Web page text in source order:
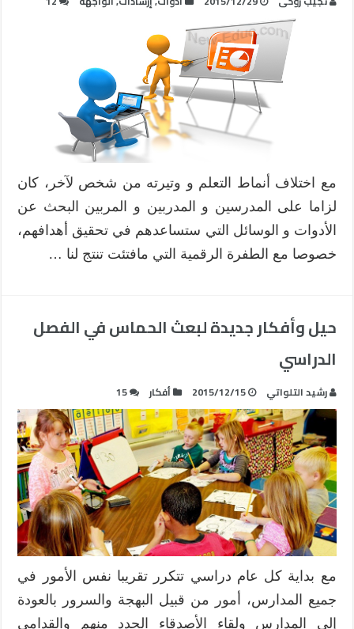
مع اختلاف أنماط التعلم و وتيرته من شخص لآخر، كان
لزاما على المدرسين و المدربين و المربين البحث عن
الأدوات و الوسائل التي ستساعدهم في تحقيق أهدافهم،
خصوصا مع الطفرة الرقمية التي مافتئت تنتج لنا …
حيل وأفكار جديدة لبعث الحماس في الفصل
الدراسي
رشيد التلواتي 2015/12/15 أفكار 15
مع بداية كل عام دراسي تتكرر تقريبا نفس الأمور في
جميع المدارس، أمور من قبيل البهجة والسرور بالعودة
إلى المدارس ولقاء الأصدقاء الجدد منهم والقدامى